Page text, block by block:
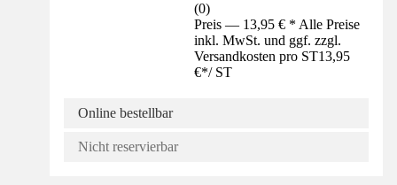
(0)
Preis — 13,95 € * Alle Preise
inkl. MwSt. und ggf. zzgl.
Versandkosten pro ST13,95
€*/ ST
Online bestellbar
Nicht reservierbar